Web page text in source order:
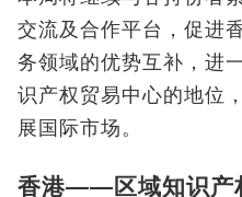
交流及合作平台，促进
务领域的优势互补，进
识产权贸易中心的地位
展国际市场。
香港——区域知识产